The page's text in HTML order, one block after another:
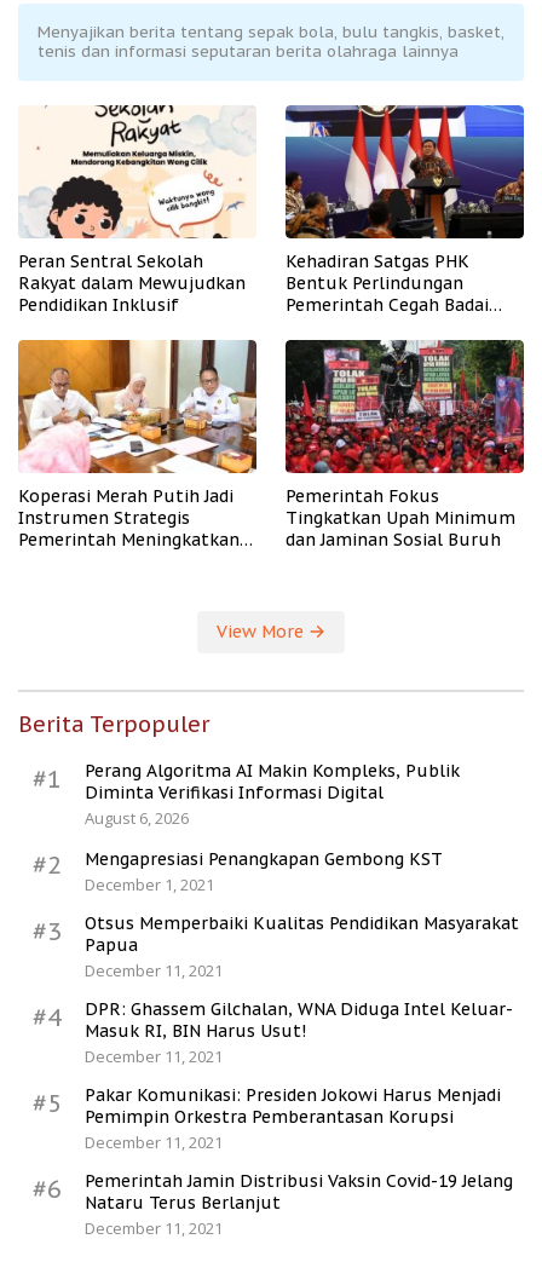
Menyajikan berita tentang sepak bola, bulu tangkis, basket,
tenis dan informasi seputaran berita olahraga lainnya
Peran Sentral Sekolah
Rakyat dalam Mewujudkan
Pendidikan Inklusif
Kehadiran Satgas PHK
Bentuk Perlindungan
Pemerintah Cegah Badai
Koperasi Merah Putih Jadi
Instrumen Strategis
Pemerintah Meningkatkan
Pemerintah Fokus
Tingkatkan Upah Minimum
dan Jaminan Sosial Buruh
View More
Berita Terpopuler
#1
Perang Algoritma AI Makin Kompleks, Publik
Diminta Verifikasi Informasi Digital
August 6, 2026
#2
Mengapresiasi Penangkapan Gembong KST
December 1, 2021
#3
Otsus Memperbaiki Kualitas Pendidikan Masyarakat
Papua
December 11, 2021
#4
DPR: Ghassem Gilchalan, WNA Diduga Intel Keluar-
Masuk RI, BIN Harus Usut!
December 11, 2021
#5
Pakar Komunikasi: Presiden Jokowi Harus Menjadi
Pemimpin Orkestra Pemberantasan Korupsi
December 11, 2021
#6
Pemerintah Jamin Distribusi Vaksin Covid-19 Jelang
Nataru Terus Berlanjut
December 11, 2021